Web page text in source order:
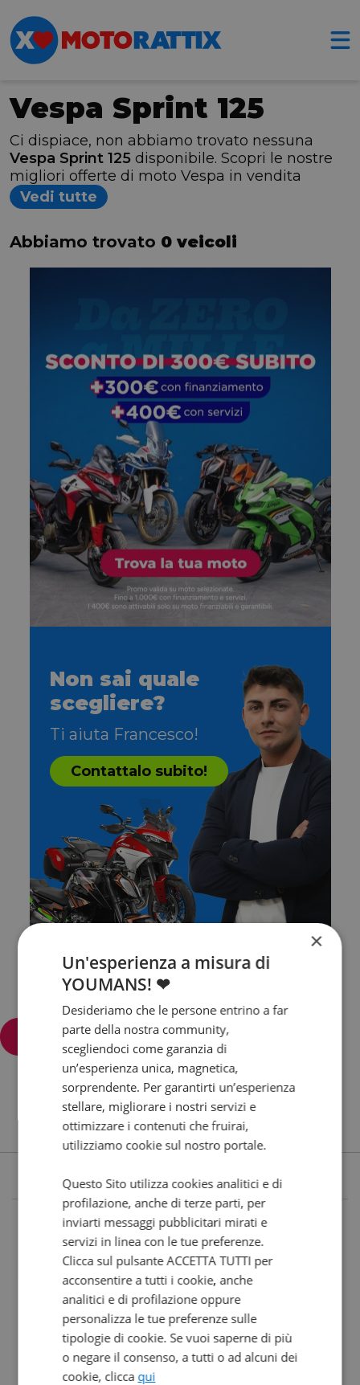
Vespa Sprint 125
Ci dispiace, non abbiamo trovato nessuna
Vespa Sprint 125 disponibile. Scopri le nostre
migliori offerte di moto Vespa in vendita
Vedi tutte
Abbiamo trovato 0 veicoli
Non sai quale
scegliere?
Ti aiuta Francesco!
Contattalo subito!
Filtra e ordina
×
Un'esperienza a misura di
YOUMANS! ❤
Desideriamo che le persone entrino a far
parte della nostra community,
scegliendoci come garanzia di
un’esperienza unica, magnetica,
sorprendente. Per garantirti un’esperienza
stellare, migliorare i nostri servizi e
ottimizzare i contenuti che fruirai,
utilizziamo cookie sul nostro portale.
Questo Sito utilizza cookies analitici e di
profilazione, anche di terze parti, per
inviarti messaggi pubblicitari mirati e
servizi in linea con le tue preferenze.
Clicca sul pulsante ACCETTA TUTTI per
acconsentire a tutti i cookie, anche
analitici e di profilazione oppure
personalizza le tue preferenze sulle
tipologie di cookie. Se vuoi saperne di più
o negare il consenso, a tutti o ad alcuni dei
cookie, clicca qui